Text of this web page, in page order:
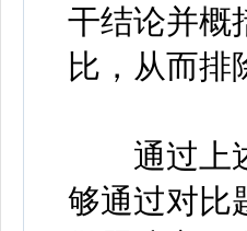
干结论并概
比，从而排
通过上述
够通过对比